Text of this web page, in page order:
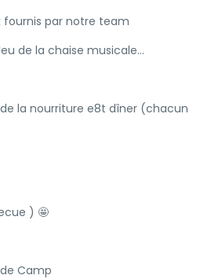
fournis par notre team
de la chaise musicale...
de la nourriture e8t dîner (chacun
) 🤩
Camp